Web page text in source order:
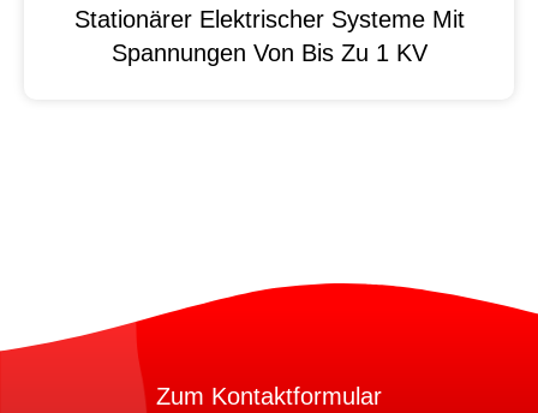
Stationärer Elektrischer Systeme Mit
Spannungen Von Bis Zu 1 KV
Zum Kontaktformular